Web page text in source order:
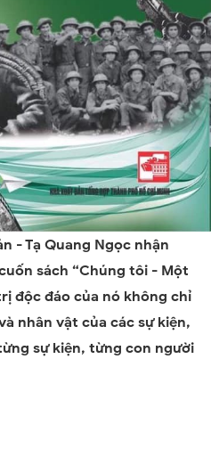
- Tạ Quang Ngọc nhận
sách “Chúng tôi - Một
độc đáo của nó không chỉ
nhân vật của các sự kiện,
sự kiện, từng con người